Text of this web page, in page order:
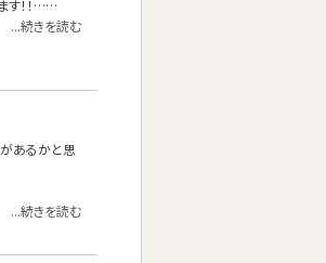
す！！……
...続きを読む
があるかと思
...続きを読む